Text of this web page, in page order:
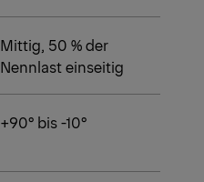
Mittig, 50 % der
Nennlast einseitig
+90° bis -10°